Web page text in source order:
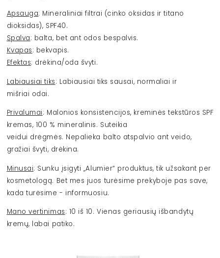
Apsauga: Mineraliniai filtrai (cinko oksidas ir titano
dioksidas), SPF40.
Spalva: balta, bet ant odos bespalvis.
Kvapas: bekvapis.
Efektas: drėkina/oda švyti.
Labiausiai tiks: Labiausiai tiks sausai, normaliai ir
mišriai odai.
Privalumai: Malonios konsistencijos, kreminės tekstūros SPF
kremas, 100 % mineralinis. Suteikia
veidui drėgmės. Nepalieka balto atspalvio ant veido,
gražiai švyti, drėkina.
Minusai: Sunku įsigyti „Alumier“ produktus, tik užsakant per
kosmetologą. Bet mes juos turėsime prekyboje pas save,
kada turėsime - informuosiu.
Mano vertinimas: 10 iš 10. Vienas geriausių išbandytų
kremų, labai patiko.